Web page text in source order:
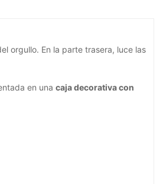
orgullo. En la parte trasera, luce las
en una caja decorativa con